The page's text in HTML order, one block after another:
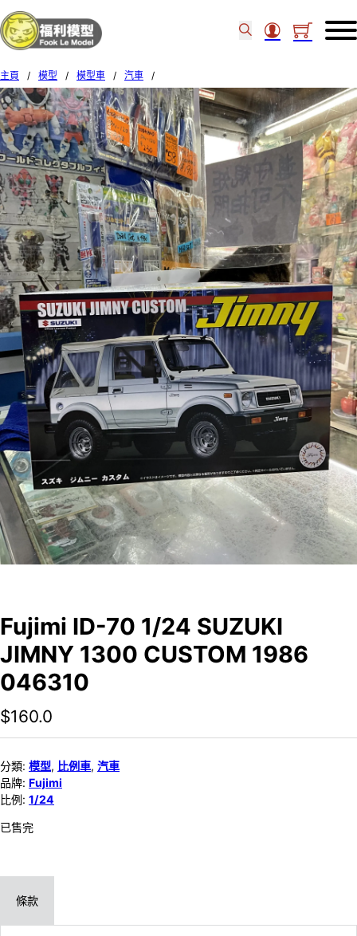
主頁 / 模型 / 模型車 / 汽車
/
Fujimi ID-70 1/24 SUZUKI JIMNY 1300 CUSTOM 1986 046310
Fujimi ID-70 1/24 SUZUKI
JIMNY 1300 CUSTOM 1986
046310
$160.0
分類: 模型, 比例車, 汽車
品牌: Fujimi
比例: 1/24
已售完
條款